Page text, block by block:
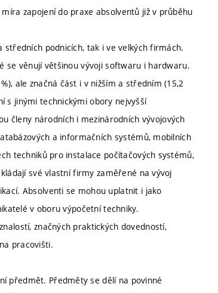
zapojení do praxe absolventů již v průběhu
podnicích, tak i ve velkých firmách.
se věnují většinou vývoji softwaru i hardwaru.
ale značná část i v nižším a středním (15,2
s jinými technickými obory nejvyšší
členy národních i mezinárodních vývojových
a informačních systémů, mobilních
techniků pro instalace počítačových systémů,
své vlastní firmy zaměřené na vývoj
Absolventi se mohou uplatnit i jako
v oboru výpočetní techniky.
značných praktických dovedností,
pracovišti.
předmět. Předměty se dělí na povinné